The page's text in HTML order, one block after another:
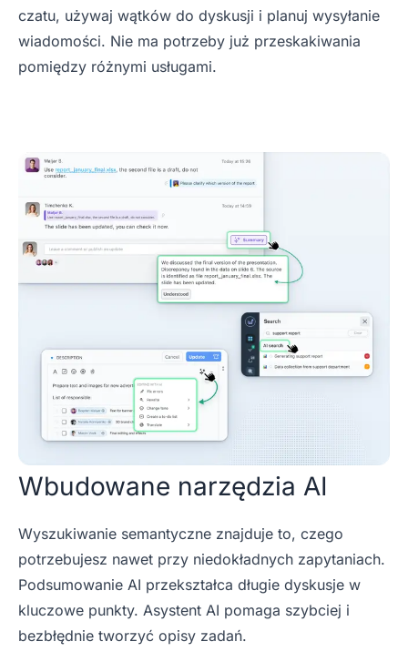
czatu, używaj wątków do dyskusji i planuj wysyłanie
wiadomości. Nie ma potrzeby już przeskakiwania
pomiędzy różnymi usługami.
Wbudowane narzędzia AI
Wyszukiwanie semantyczne znajduje to, czego
potrzebujesz nawet przy niedokładnych zapytaniach.
Podsumowanie AI przekształca długie dyskusje w
kluczowe punkty. Asystent AI pomaga szybciej i
bezbłędnie tworzyć opisy zadań.